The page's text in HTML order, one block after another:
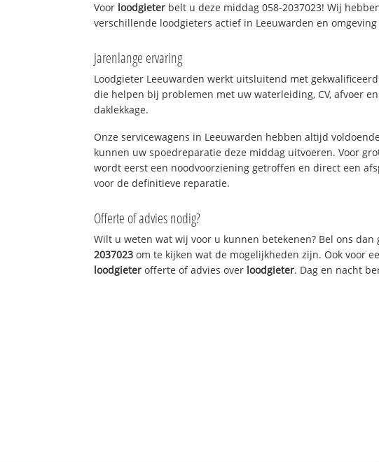
Voor loodgieter belt u deze middag 058-2037023! Wij
verschillende loodgieters actief in Leeuwarden en omgeving
Jarenlange ervaring
Loodgieter Leeuwarden werkt uitsluitend met
die helpen bij problemen met uw waterleiding, CV, afvoer
daklekkage.
Onze servicewagens in Leeuwarden hebben altijd
kunnen uw spoedreparatie deze middag uitvoeren. Voor
wordt eerst een noodvoorziening getroffen en direct een
voor de definitieve reparatie.
Offerte of advies nodig?
Wilt u weten wat wij voor u kunnen betekenen? Bel ons
2037023 om te kijken wat de mogelijkheden zijn. Ook voor
loodgieter offerte of advies over loodgieter. Dag en nacht